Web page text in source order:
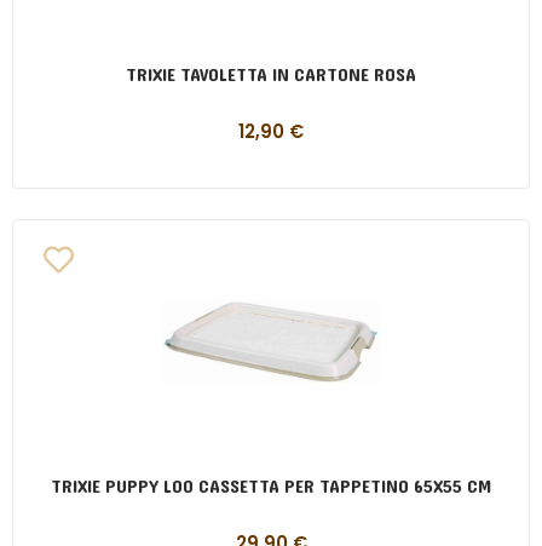
TRIXIE TAVOLETTA IN CARTONE ROSA
12,90 €
TRIXIE PUPPY LOO CASSETTA PER TAPPETINO 65X55 CM